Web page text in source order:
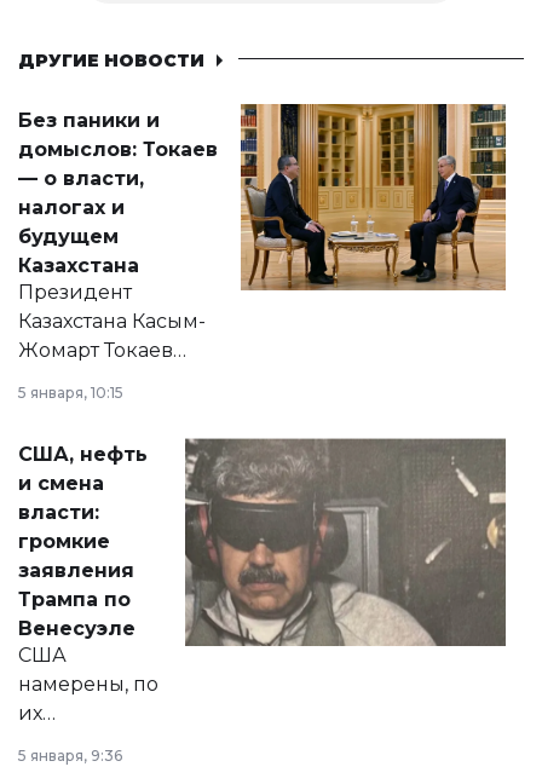
ДРУГИЕ НОВОСТИ
Без паники и
домыслов: Токаев
— о власти,
налогах и
будущем
Казахстана
Президент
Казахстана Касым-
Жомарт Токаев
сразу несколько
актуальных тем —
от слухов о
политических
реформах до
вопросов армии,
экономики и
личного здоровья.
5 января, 10:15
США, нефть
и смена
власти:
громкие
заявления
Трампа по
Венесуэле
США
намерены, по
их
принести
5 января, 9:36